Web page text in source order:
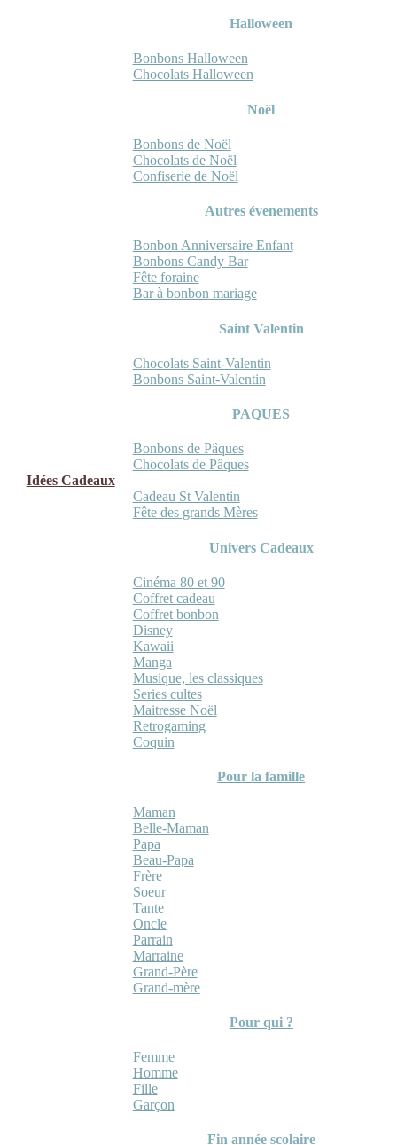
Halloween
Bonbons Halloween
Chocolats Halloween
Noël
Bonbons de Noël
Chocolats de Noël
Confiserie de Noël
Autres évenements
Bonbon Anniversaire Enfant
Bonbons Candy Bar
Fête foraine
Bar à bonbon mariage
Saint Valentin
Chocolats Saint-Valentin
Bonbons Saint-Valentin
PAQUES
Bonbons de Pâques
Chocolats de Pâques
Idées Cadeaux
Cadeau St Valentin
Fête des grands Mères
Univers Cadeaux
Cinéma 80 et 90
Coffret cadeau
Coffret bonbon
Disney
Kawaii
Manga
Musique, les classiques
Series cultes
Maitresse Noël
Retrogaming
Coquin
Pour la famille
Maman
Belle-Maman
Papa
Beau-Papa
Frère
Soeur
Tante
Oncle
Parrain
Marraine
Grand-Père
Grand-mère
Pour qui ?
Femme
Homme
Fille
Garçon
Fin année scolaire